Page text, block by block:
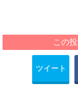
この
ツイート